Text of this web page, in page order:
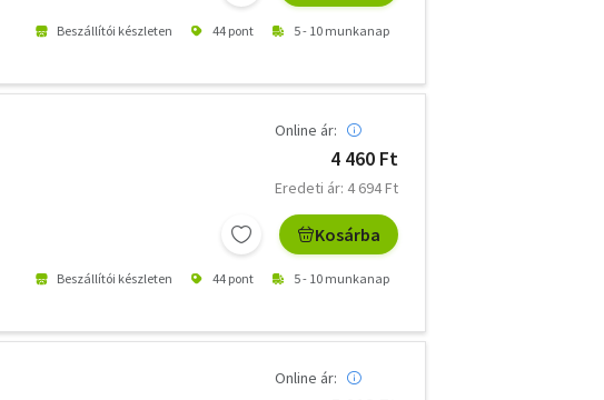
Beszállítói készleten 44 pont 5 - 10 munkanap
Online ár:
4 460 Ft
Eredeti ár: 4 694 Ft
Kosárba
Beszállítói készleten 44 pont 5 - 10 munkanap
Online ár: